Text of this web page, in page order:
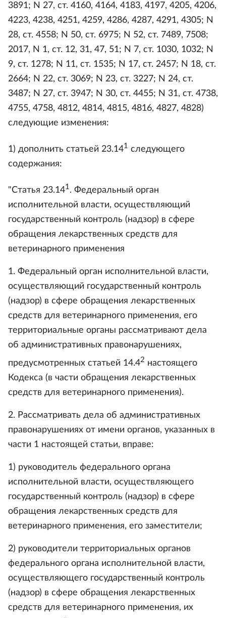
3891; N 27, ст. 4160, 4164, 4183, 4197, 4205, 4206,
4223, 4238, 4251, 4259, 4286, 4287, 4291, 4305; N
28, ст. 4558; N 50, ст. 6975; N 52, ст. 7489, 7508;
2017, N 1, ст. 12, 31, 47, 51; N 7, ст. 1030, 1032; N
9, ст. 1278; N 11, ст. 1535; N 17, ст. 2457; N 18, ст.
2664; N 22, ст. 3069; N 23, ст. 3227; N 24, ст.
3487; N 27, ст. 3947; N 30, ст. 4455; N 31, ст. 4738,
4755, 4758, 4812, 4814, 4815, 4816, 4827, 4828)
следующие изменения:
1) дополнить статьей 23.141 следующего
содержания:
"Статья 23.141. Федеральный орган
исполнительной власти, осуществляющий
государственный контроль (надзор) в сфере
обращения лекарственных средств для
ветеринарного применения
1. Федеральный орган исполнительной власти,
осуществляющий государственный контроль
(надзор) в сфере обращения лекарственных
средств для ветеринарного применения, его
территориальные органы рассматривают дела
об административных правонарушениях,
предусмотренных статьей 14.42 настоящего
Кодекса (в части обращения лекарственных
средств для ветеринарного применения).
2. Рассматривать дела об административных
правонарушениях от имени органов, указанных в
части 1 настоящей статьи, вправе:
1) руководитель федерального органа
исполнительной власти, осуществляющего
государственный контроль (надзор) в сфере
обращения лекарственных средств для
ветеринарного применения, его заместители;
2) руководители территориальных органов
федерального органа исполнительной власти,
осуществляющего государственный контроль
(надзор) в сфере обращения лекарственных
средств для ветеринарного применения, их